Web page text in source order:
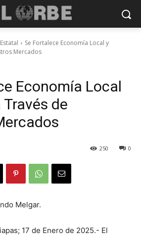
Estatal
Se Fortalece Economía Local y
Mercados
Economía Local
de
0
250
Melgar.
17 de Enero de 2025.- El